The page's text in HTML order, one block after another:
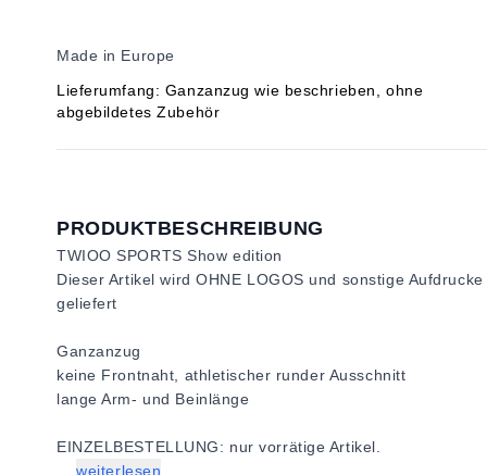
Made in Europe
Lieferumfang: Ganzanzug wie beschrieben, ohne
abgebildetes Zubehör
PRODUKTBESCHREIBUNG
TWIOO SPORTS Show edition
Dieser Artikel wird OHNE LOGOS und sonstige Aufdrucke
geliefert
Ganzanzug
keine Frontnaht, athletischer runder Ausschnitt
lange Arm- und Beinlänge
EINZELBESTELLUNG: nur vorrätige Artikel.
...weiterlesen